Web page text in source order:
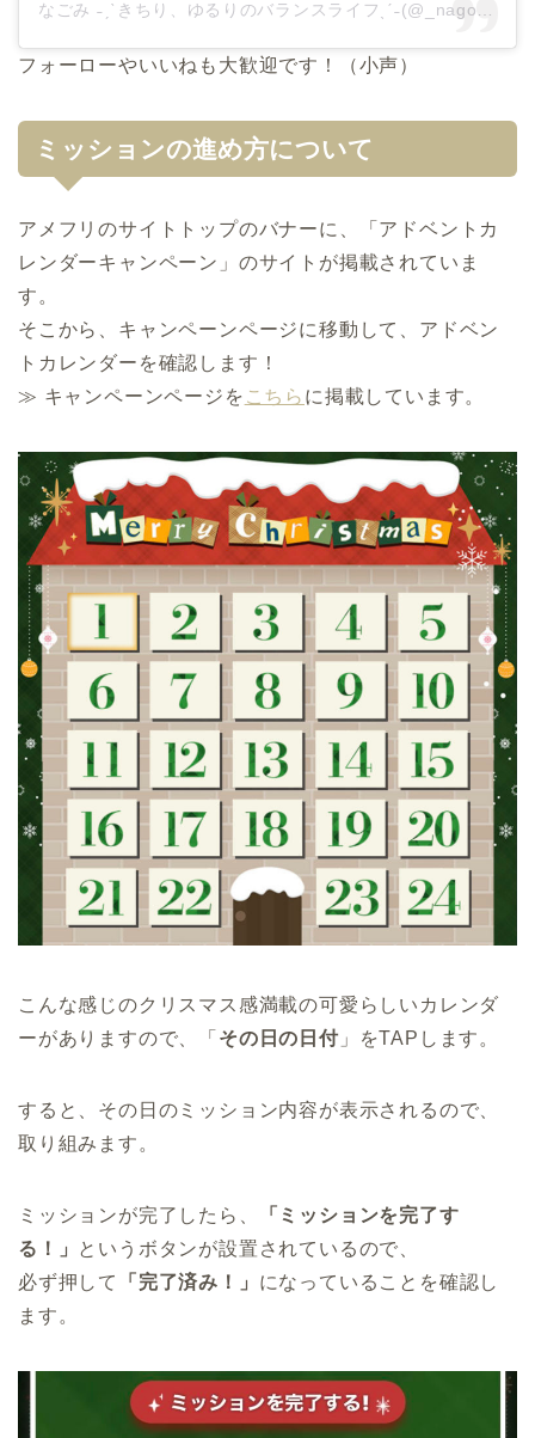
フォーローやいいねも大歓迎です！（小声）
ミッションの進め方について
アメフリのサイトトップのバナーに、「アドベントカ
レンダーキャンペーン」のサイトが掲載されていま
す。
そこから、キャンペーンページに移動して、 アドベン
トカレンダー を確認します！
≫ キャンペーンページを こちら に掲載しています。
こんな感じのクリスマス感満載の可愛らしいカレンダ
ーがありますので、「 その日の日付」をTAPします。
すると、その日のミッション内容が表示されるので、
取り組みます。
ミッションが完了したら、
「ミッションを完了す
る！」 というボタンが設置されているので、
必ず押して
「完了済み！」 になっていることを確認し
ます。